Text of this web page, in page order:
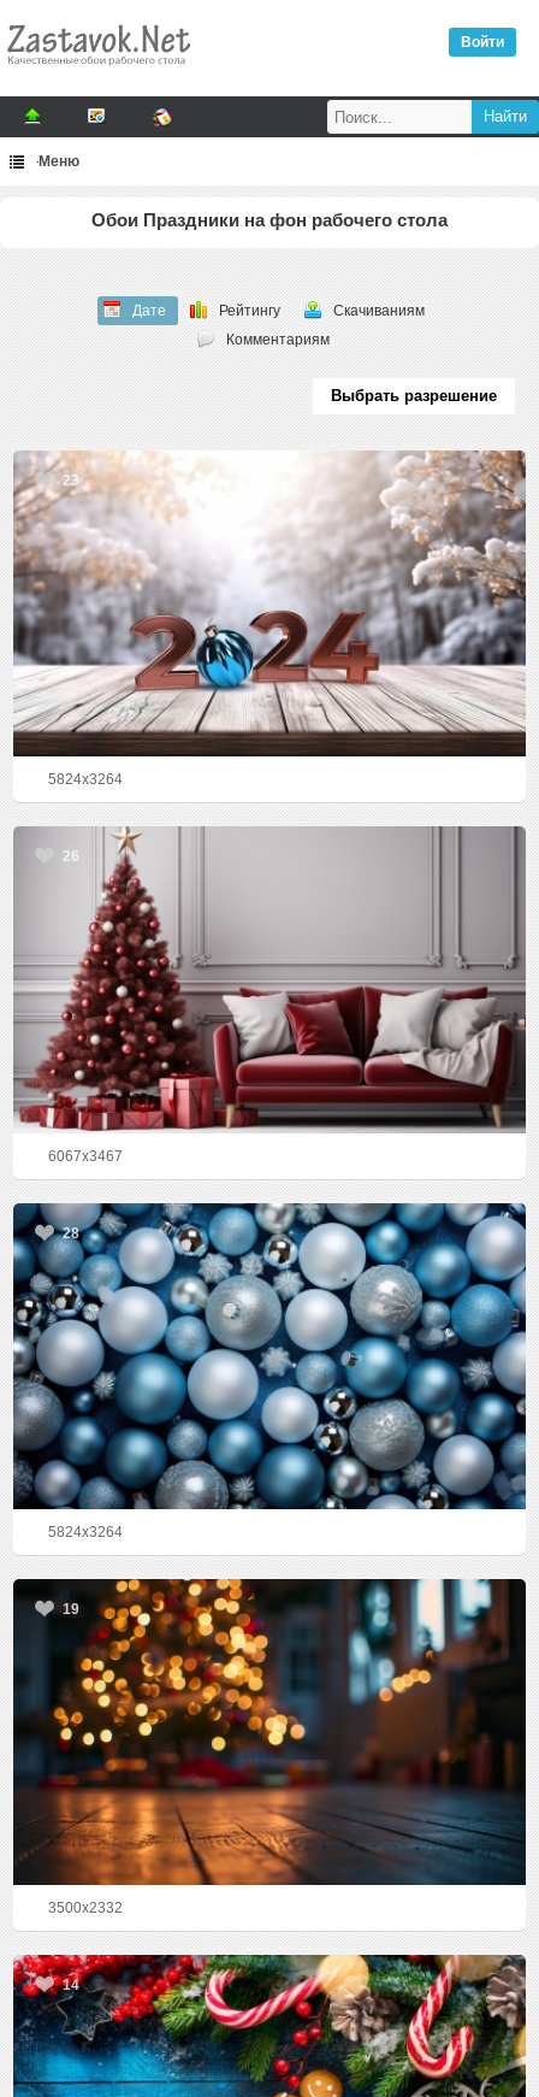
Войти
Меню
Обои Праздники на фон рабочего стола
Дате Рейтингу
Скачиваниям
Комментариям
Выбрать разрешение
23
5824x3264
26
6067x3467
28
5824x3264
19
3500x2332
14